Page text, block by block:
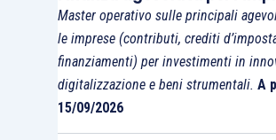
Master operativo sulle principali
le imprese (contributi, crediti
finanziamenti) per investimenti in
digitalizzazione e beni strumentali. A
15/09/2026